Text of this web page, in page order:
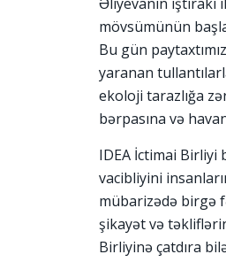
mövsümünün
Bu gün
yaranan
ekoloji tarazlığa
bərpasına və
IDEA İctimai
vacibliyini
mübarizədə birgə
şikayət və
Birliyinə çatdıra